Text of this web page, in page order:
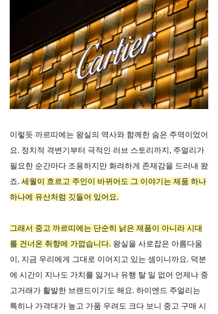
이렇듯 까르띠에는 왕실의 역사와 함께한 숨은 주역이었어
요. 정치적 격변기부터 극적인 러브 스토리까지, 주얼리가
필요한 순간마다 조용하지만 화려하게 존재감을 드러내 왔
죠. 세월이 흐르고 주인이 바뀌어도 그 이야기는 제품 하나
하나에 유산처럼 깃들어 있어요.
그래서 중고 까르띠에는 단순히 낡은 제품이 아니라 시대
를 건너온 취향에 가깝습니다. 왕실을 사로잡은 아름다움
이, 지금 우리에게 그대로 이어지고 있는 셈이니까요. 덕분
에 시간이 지나도 가치를 잃거나 유행 탈 일 없어 언제나 중
고거래가 활발한 브랜드이기도 해요. 하이엔드 주얼리는
특히나 가격대가 높고 가품 우려도 크다 보니 중고 구매 시